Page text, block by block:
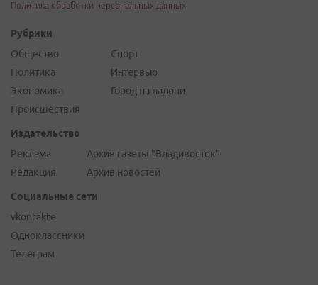
Политика обработки персональных данных
Рубрики
Общество
Политика
Экономика
Происшествия
Спорт
Интервью
Город на ладони
Издательство
Реклама
Редакция
Архив газеты "Владивосток"
Архив новостей
Социальные сети
vkontakte
Одноклассники
Телеграм